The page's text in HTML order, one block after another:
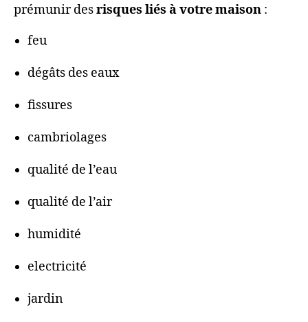
prémunir desrisques liés à votre maison :
feu
dégâts des eaux
fissures
cambriolages
qualité de l’eau
qualité de l’air
humidité
electricité
jardin